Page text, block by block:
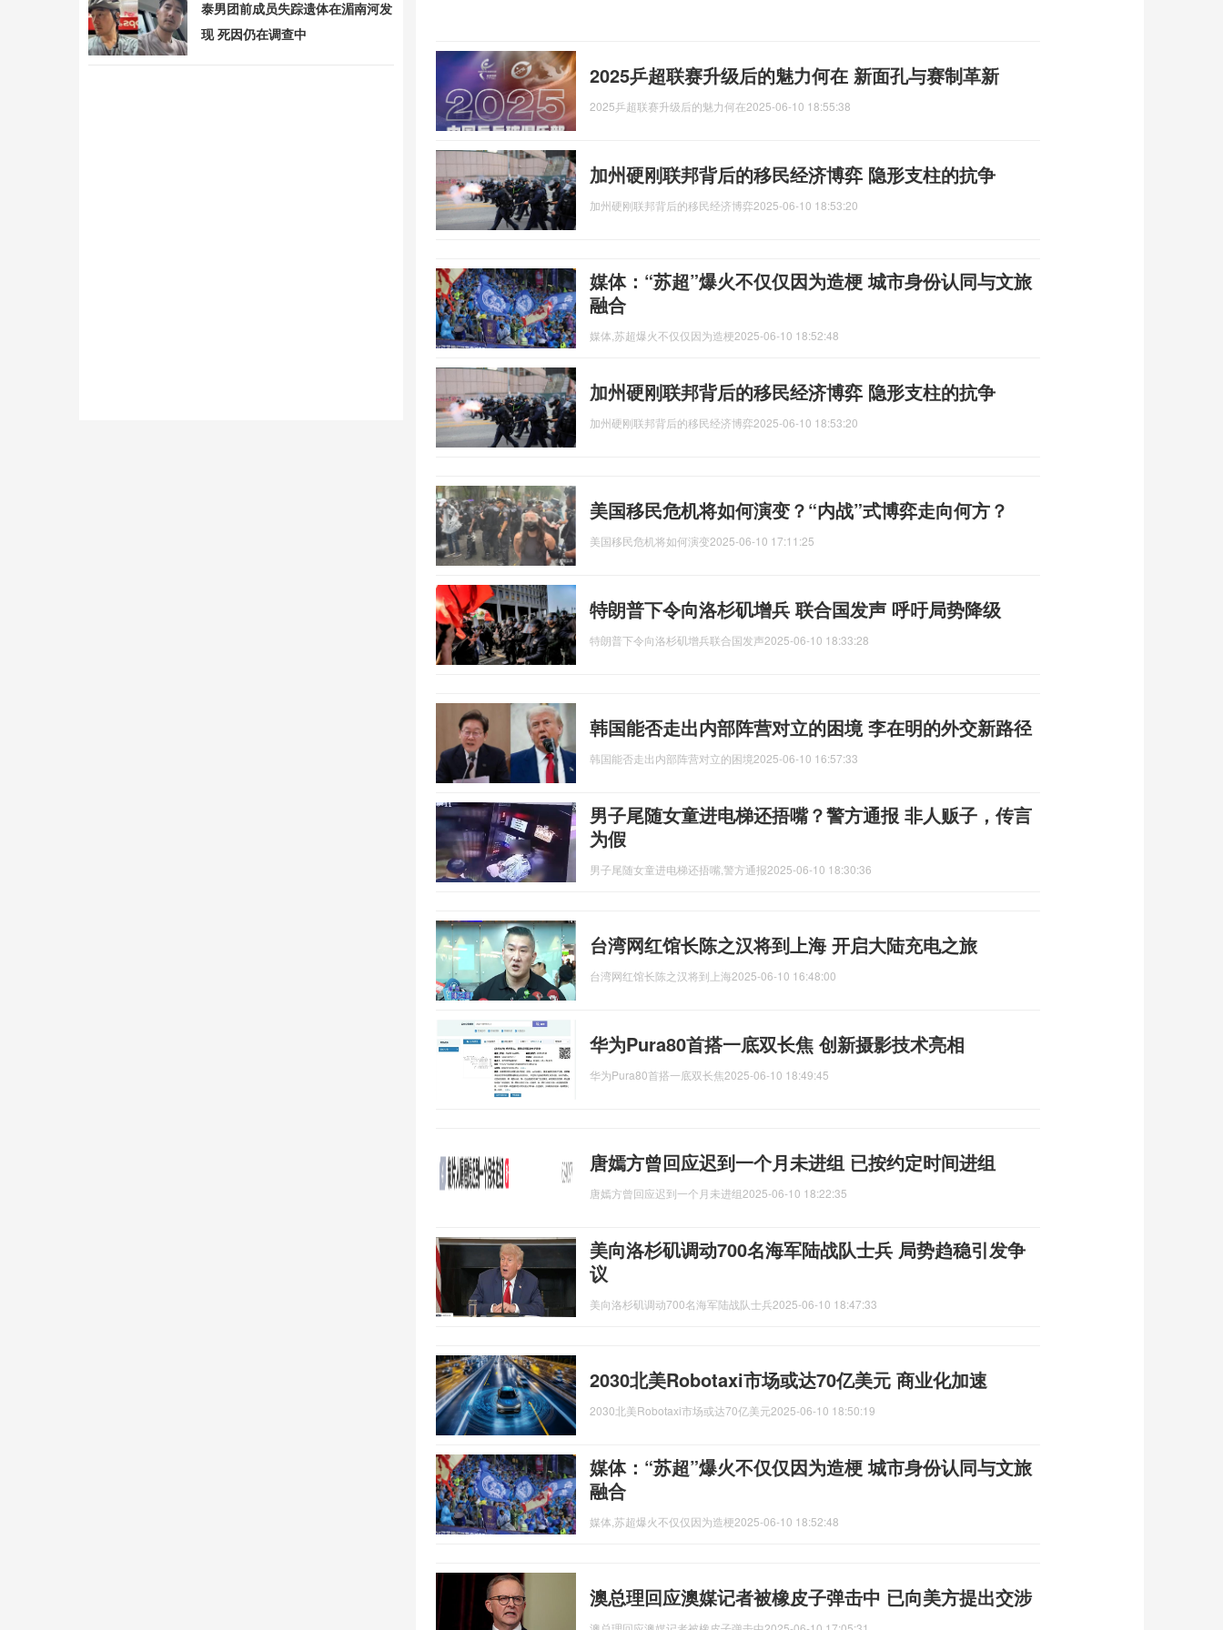
2025乒超联赛升级后的魅力何在 新面孔与赛制革新
2025乒超联赛升级后的魅力何在2025-06-10 18:55:38
加州硬刚联邦背后的移民经济博弈 隐形支柱的抗争
加州硬刚联邦背后的移民经济博弈2025-06-10 18:53:20
媒体：“苏超”爆火不仅仅因为造梗 城市身份认同与文旅
融合
媒体,苏超爆火不仅仅因为造梗2025-06-10 18:52:48
加州硬刚联邦背后的移民经济博弈 隐形支柱的抗争
加州硬刚联邦背后的移民经济博弈2025-06-10 18:53:20
美国移民危机将如何演变？“内战”式博弈走向何方？
美国移民危机将如何演变2025-06-10 17:11:25
特朗普下令向洛杉矶增兵 联合国发声 呼吁局势降级
特朗普下令向洛杉矶增兵联合国发声2025-06-10 18:33:28
韩国能否走出内部阵营对立的困境 李在明的外交新路径
韩国能否走出内部阵营对立的困境2025-06-10 16:57:33
男子尾随女童进电梯还捂嘴？警方通报 非人贩子，传言
为假
男子尾随女童进电梯还捂嘴,警方通报2025-06-10 18:30:36
台湾网红馆长陈之汉将到上海 开启大陆充电之旅
台湾网红馆长陈之汉将到上海2025-06-10 16:48:00
华为Pura80首搭一底双长焦 创新摄影技术亮相
华为Pura80首搭一底双长焦2025-06-10 18:49:45
唐嫣方曾回应迟到一个月未进组 已按约定时间进组
唐嫣方曾回应迟到一个月未进组2025-06-10 18:22:35
美向洛杉矶调动700名海军陆战队士兵 局势趋稳引发争
议
美向洛杉矶调动700名海军陆战队士兵2025-06-10 18:47:33
2030北美Robotaxi市场或达70亿美元 商业化加速
2030北美Robotaxi市场或达70亿美元2025-06-10 18:50:19
媒体：“苏超”爆火不仅仅因为造梗 城市身份认同与文旅
融合
媒体,苏超爆火不仅仅因为造梗2025-06-10 18:52:48
澳总理回应澳媒记者被橡皮子弹击中 已向美方提出交涉
泰男团前成员失踪遗体在湄南河发
现 死因仍在调查中